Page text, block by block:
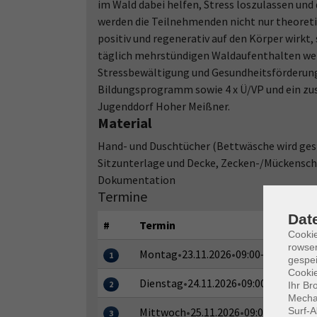
im Wald dabei helfen, Stress loszulassen
werden die Teilnehmenden nicht nur
positiv und regenerativ auf den Körper wirkt,
täglich mehrstündigen Waldaufenthalten
Stressbewältigung und
Bildungsprogramm sowie 4 x Ü/VP und ein
Jugenddorf Hoher Meißner.
Material
Hand- und Duschtücher (Bettwäsche wird
Sitzunterlage und Decke, Zecken-/
Dokumentation
Termine
# Termin
1 Montag•23.11.2026•09:00–17:30 Uhr
2 Dienstag•24.11.2026•09:00–17:30 Uhr
3 Mittwoch•25.11.2026•09:00–17:30
Ihr
Surf-